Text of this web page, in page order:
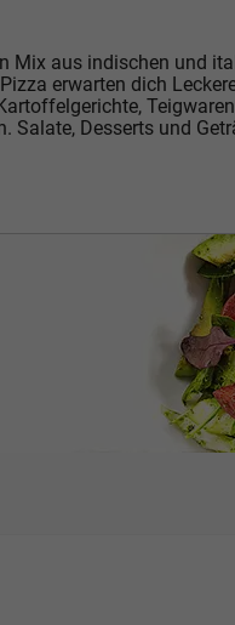
Mix aus indischen und
erwarten dich
Salate, Desserts und